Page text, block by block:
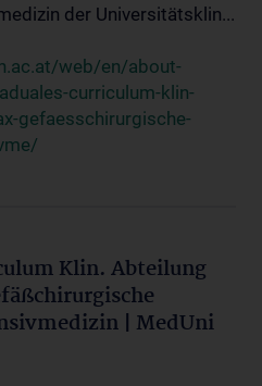
der Universitätsklin...
web/en/about-
curriculum-klin-
gefaesschirurgische-
Klin. Abteilung
| MedUni